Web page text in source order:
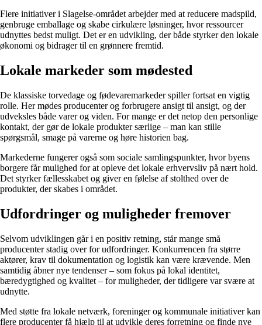
Flere initiativer i Slagelse-området arbejder med at reducere madspild,
genbruge emballage og skabe cirkulære løsninger, hvor ressourcer
udnyttes bedst muligt. Det er en udvikling, der både styrker den lokale
økonomi og bidrager til en grønnere fremtid.
Lokale markeder som mødested
De klassiske torvedage og fødevaremarkeder spiller fortsat en vigtig
rolle. Her mødes producenter og forbrugere ansigt til ansigt, og der
udveksles både varer og viden. For mange er det netop den personlige
kontakt, der gør de lokale produkter særlige – man kan stille
spørgsmål, smage på varerne og høre historien bag.
Markederne fungerer også som sociale samlingspunkter, hvor byens
borgere får mulighed for at opleve det lokale erhvervsliv på nært hold.
Det styrker fællesskabet og giver en følelse af stolthed over de
produkter, der skabes i området.
Udfordringer og muligheder fremover
Selvom udviklingen går i en positiv retning, står mange små
producenter stadig over for udfordringer. Konkurrencen fra større
aktører, krav til dokumentation og logistik kan være krævende. Men
samtidig åbner nye tendenser – som fokus på lokal identitet,
bæredygtighed og kvalitet – for muligheder, der tidligere var svære at
udnytte.
Med støtte fra lokale netværk, foreninger og kommunale initiativer kan
flere producenter få hjælp til at udvikle deres forretning og finde nye